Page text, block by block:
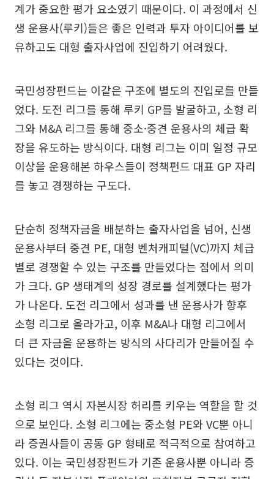
계가 중요한 평가 요소였기 때문이다. 이 과정에서 신
생 운용사(루키)들은 좋은 인력과 투자 아이디어를 보
유하고도 대형 출자사업에 진입하기 어려웠다.
국민성장펀드는 이같은 구조에 별도의 진입로를 만들
었다. 도전 리그를 통해 루키 GP를 발굴하고, 소형 리
그와 M&A 리그를 통해 중소·중견 운용사의 체급 확
장을 유도하는 방식이다. 대형 리그는 이미 일정 규모
이상을 운용해본 하우스들이 정책펀드 대표 GP 자리
를 놓고 경쟁하는 구도다.
단순히 정책자금을 배분하는 출자사업을 넘어, 신생
운용사부터 중견 PE, 대형 벤처캐피털(VC)까지 체급
별로 경쟁할 수 있는 구조를 만들었다는 점에서 의미
가 크다. GP 생태계의 성장 경로를 설계했다는 평가
가 나온다. 도전 리그에서 성과를 낸 운용사가 향후
소형 리그로 올라가고, 이후 M&A나 대형 리그에서
더 큰 자금을 운용하는 방식의 사다리가 만들어질 수
있다는 것이다.
소형 리그 역시 자본시장 허리를 키우는 역할을 할 것
으로 보인다. 소형 리그에는 중소형 PE와 VC뿐 아니
라 증권사들이 공동 GP 형태로 적극적으로 참여하고
있다. 이는 국민성장펀드가 기존 운용사뿐 아니라 증